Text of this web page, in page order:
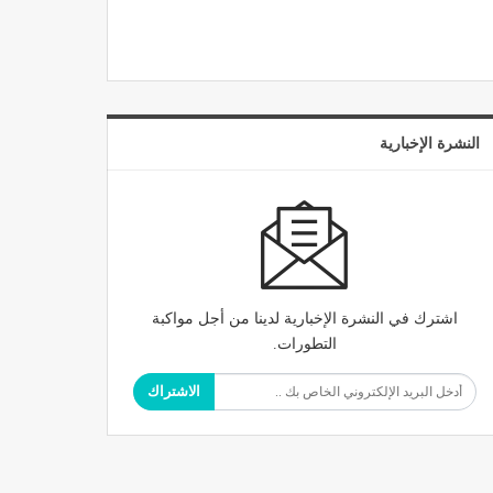
النشرة الإخبارية
اشترك في النشرة الإخبارية لدينا من أجل مواكبة
التطورات.
الاشتراك